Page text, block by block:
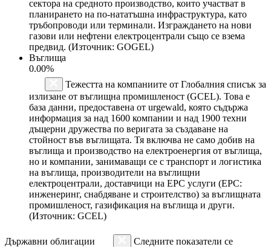
сектора на средното производство, които участват в
планирането на по-нататъшна инфраструктура, като
тръбопроводи или терминали. Изграждането на нови
газови или нефтени електроцентрали също се взема
предвид. (Източник: GOGEL)
Въглища
0.00%
Тежестта на компаниите от Глобалния списък за
излизане от въглищна промишленост (GCEL). Това е
база данни, предоставена от urgewald, която съдържа
информация за над 1600 компании и над 1900 техни
дъщерни дружества по веригата за създаване на
стойност във въглищата. Тя включва не само добив на
въглища и производство на електроенергия от въглища,
но и компании, занимаващи се с транспорт и логистика
на въглища, производители на въглищни
електроцентрали, доставчици на EPC услуги (EPC:
инженеринг, снабдяване и строителство) за въглищната
промишленост, газификация на въглища и други.
(Източник: GCEL)
Държавни облигации
Следните показатели се